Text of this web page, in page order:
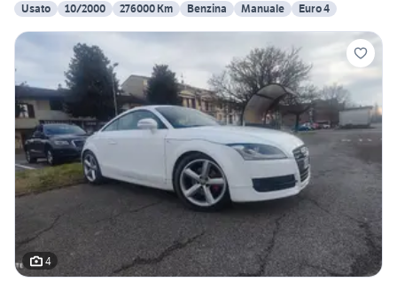
Usato
10/2000 276000 Km Benzina Manuale Euro 4
4